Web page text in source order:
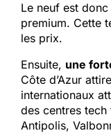
Le neuf est
premium. Cette
les prix.
Ensuite, une
Côte d’Azur
internationaux
des centres
Antipolis,